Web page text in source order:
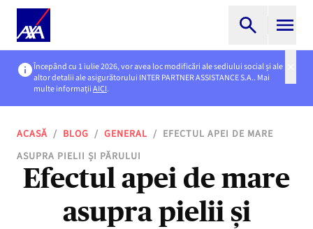
Începând cu 1 iulie 2026, vor avea loc modificări ale sediului social și ale
altor detalii ale asigurătorului INTER PARTNER ASSISTANCE S.A.. Mai
multe informațiiAICI.
ACASĂ / BLOG / GENERAL / EFECTUL APEI DE MARE
ASUPRA PIELII ȘI PĂRULUI
Efectul apei de mare
asupra pielii și